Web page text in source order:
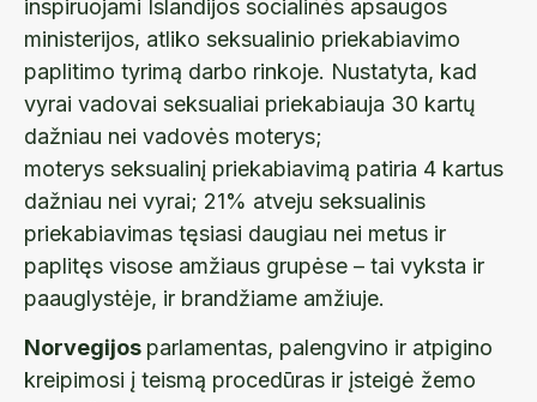
inspiruojami Islandijos socialinės apsaugos
ministerijos, atliko seksualinio priekabiavimo
paplitimo tyrimą darbo rinkoje. Nustatyta, kad
vyrai vadovai seksualiai priekabiauja 30 kartų
dažniau nei vadovės moterys;
moterys seksualinį priekabiavimą patiria 4 kartus
dažniau nei vyrai; 21% atveju seksualinis
priekabiavimas tęsiasi daugiau nei metus ir
paplitęs visose amžiaus grupėse – tai vyksta ir
paauglystėje, ir brandžiame amžiuje.
Norvegijos parlamentas, palengvino ir atpigino
kreipimosi į teismą procedūras ir įsteigė žemo